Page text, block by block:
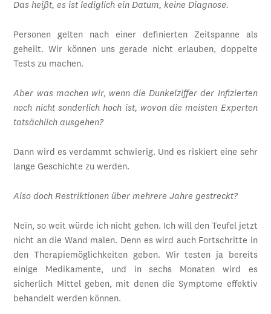
Das heißt, es ist lediglich ein Datum, keine Diagnose.
Personen gelten nach einer definierten Zeitspanne als
geheilt. Wir können uns gerade nicht erlauben, doppelte
Tests zu machen.
Aber was machen wir, wenn die Dunkelziffer der Infizierten
noch nicht sonderlich hoch ist, wovon die meisten Experten
tatsächlich ausgehen?
Dann wird es verdammt schwierig. Und es riskiert eine sehr
lange Geschichte zu werden.
Also doch Restriktionen über mehrere Jahre gestreckt?
Nein, so weit würde ich nicht gehen. Ich will den Teufel jetzt
nicht an die Wand malen. Denn es wird auch Fortschritte in
den Therapiemöglichkeiten geben. Wir testen ja bereits
einige Medikamente, und in sechs Monaten wird es
sicherlich Mittel geben, mit denen die Symptome effektiv
behandelt werden können.